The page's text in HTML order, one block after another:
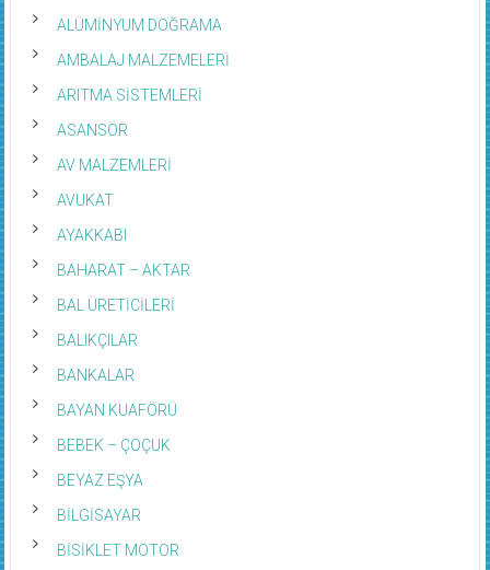
ALÜMİNYUM DOĞRAMA
AMBALAJ MALZEMELERİ
ARITMA SİSTEMLERİ
ASANSÖR
AV MALZEMLERİ
AVUKAT
AYAKKABI
BAHARAT – AKTAR
BAL ÜRETİCİLERİ
BALIKÇILAR
BANKALAR
BAYAN KUAFÖRÜ
BEBEK – ÇOÇUK
BEYAZ EŞYA
BİLGİSAYAR
BİSİKLET MOTOR